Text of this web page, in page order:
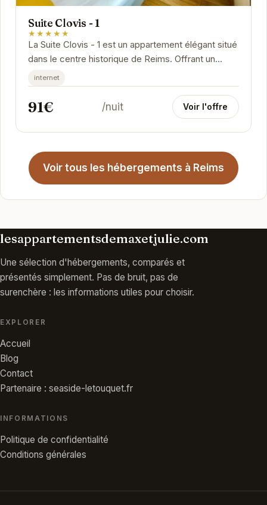
Suite Clovis - 1
★★★★★
La Suite Clovis - 1 est un appartement élégant situé
dans le centre historique de Reims. Offrant un
cadre spacieux et lumineux, il est idéalement...
internet
91€ /nuit Voir l'offre
Voir tous les hébergements à Reims
lesappartementsdemaxetjulie.com
Une sélection d'hébergements, comparés et
présentés simplement. Pas de bruit, pas de
surenchère : les informations utiles pour choisir.
EXPLORER
Accueil
Blog
Contact
Partenaire : seaside-letouquet.fr
INFORMATIONS
Politique de confidentialité
Conditions générales